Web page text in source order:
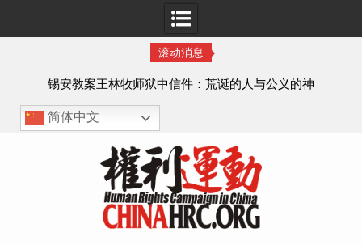
滚动消息
锡安教案王林牧师狱中信件：荒诞的人与公义的神
简体中文